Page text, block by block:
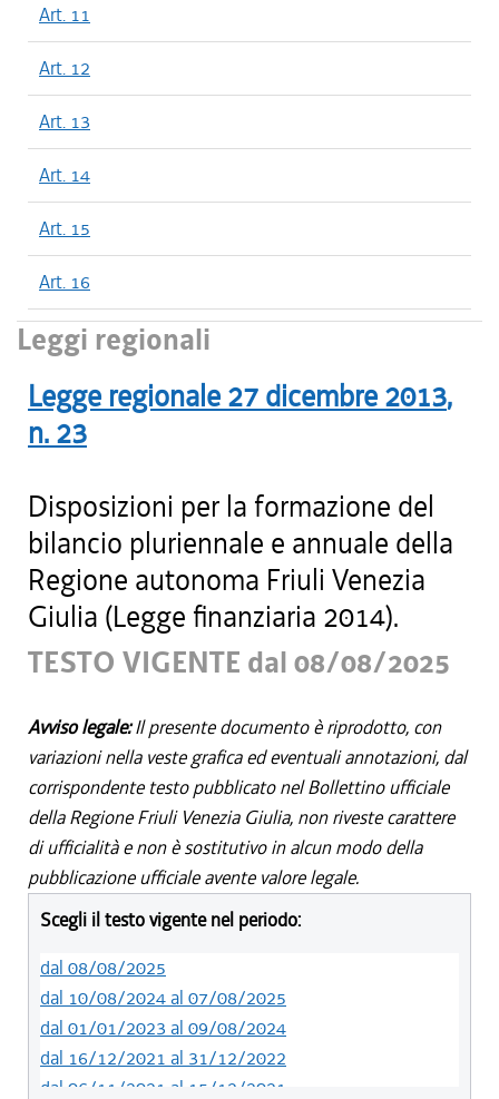
Art. 11
Art. 12
Art. 13
Art. 14
Art. 15
Art. 16
Leggi regionali
Legge regionale 27 dicembre 2013,
n. 23
Disposizioni per la formazione del
bilancio pluriennale e annuale della
Regione autonoma Friuli Venezia
Giulia (Legge finanziaria 2014).
TESTO VIGENTE dal 08/08/2025
Avviso legale:Il presente documento è riprodotto, con
variazioni nella veste grafica ed eventuali annotazioni, dal
corrispondente testo pubblicato nel Bollettino ufficiale
della Regione Friuli Venezia Giulia, non riveste carattere
di ufficialità e non è sostitutivo in alcun modo della
pubblicazione ufficiale avente valore legale.
Scegli il testo vigente nel periodo:
dal 08/08/2025
dal 10/08/2024 al 07/08/2025
dal 01/01/2023 al 09/08/2024
dal 16/12/2021 al 31/12/2022
dal 06/11/2021 al 15/12/2021